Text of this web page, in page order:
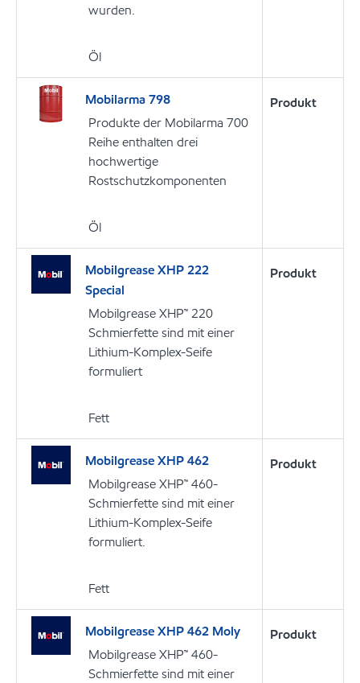
wurden.
Öl
Mobilarma 798
Produkte der Mobilarma 700
Reihe enthalten drei
hochwertige
Rostschutzkomponenten
Öl
Produkt
Mobilgrease XHP 222
Special
Mobilgrease XHP™ 220
Schmierfette sind mit einer
Lithium-Komplex-Seife
formuliert
Fett
Produkt
Mobilgrease XHP 462
Mobilgrease XHP™ 460-
Schmierfette sind mit einer
Lithium-Komplex-Seife
formuliert.
Fett
Produkt
Mobilgrease XHP 462 Moly
Mobilgrease XHP™ 460-
Schmierfette sind mit einer
Produkt